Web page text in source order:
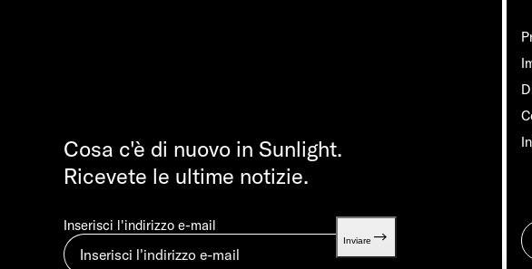
Cosa c'è di nuovo in Sunlight.
Ricevete le ultime notizie.
Inserisci l'indirizzo e-mail
Inviare